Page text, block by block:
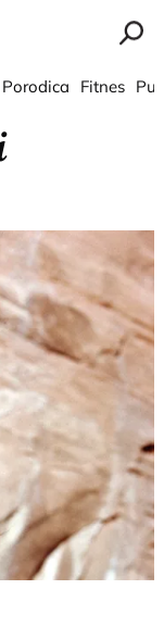
Porodica Fitnes